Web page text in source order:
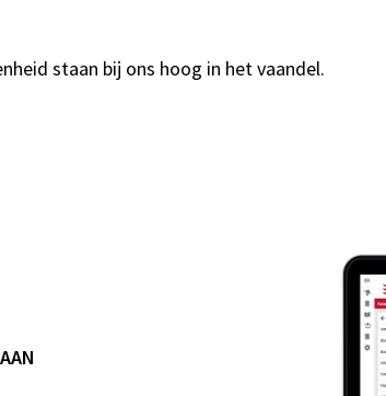
staan bij ons hoog in het vaandel.